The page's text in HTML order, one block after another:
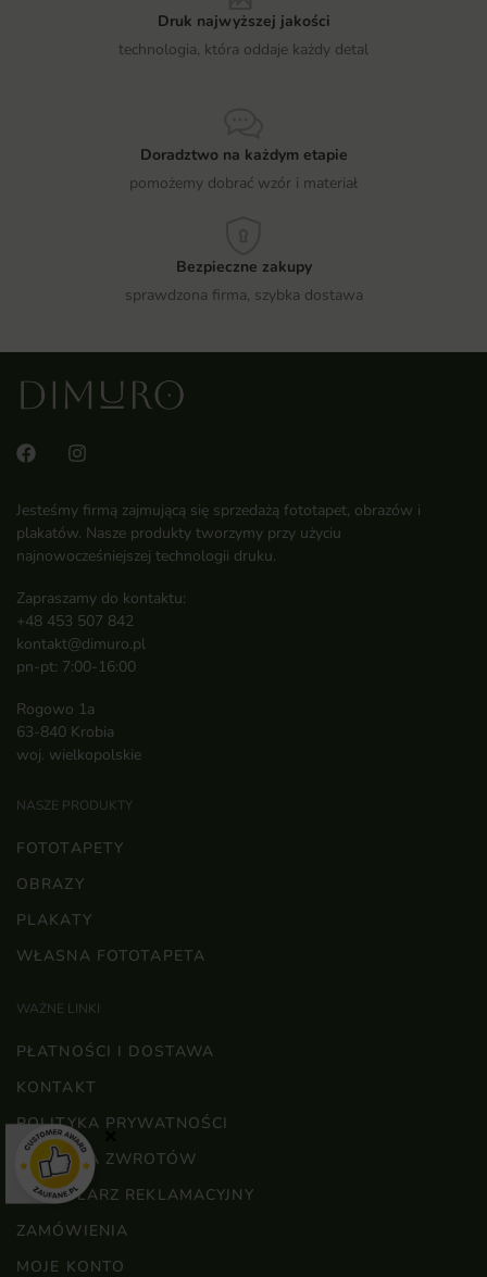
Druk najwyższej jakości
technologia, która oddaje każdy detal
Doradztwo na każdym etapie
pomożemy dobrać wzór i materiał
Bezpieczne zakupy
sprawdzona firma, szybka dostawa
Jesteśmy firmą zajmującą się sprzedażą fototapet, obrazów i
plakatów. Nasze produkty tworzymy przy użyciu
najnowocześniejszej technologii druku.
Zapraszamy do kontaktu:
+48 453 507 842
kontakt@dimuro.pl
pn-pt: 7:00-16:00
Rogowo 1a
63-840 Krobia
woj. wielkopolskie
NASZE PRODUKTY
FOTOTAPETY
OBRAZY
PLAKATY
WŁASNA FOTOTAPETA
WAŻNE LINKI
PŁATNOŚCI I DOSTAWA
KONTAKT
POLITYKA PRYWATNOŚCI
POLITYKA ZWROTÓW
FORMULARZ REKLAMACYJNY
ZAMÓWIENIA
MOJE KONTO